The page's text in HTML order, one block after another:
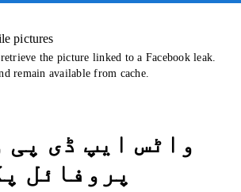
pictures
the picture linked to a Facebook leak.
remain available from cache.
واٹس ایپ ڈی پی
پروفائل